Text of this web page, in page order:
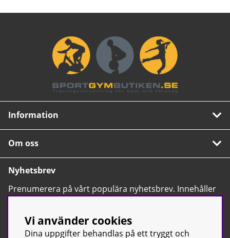
Information
Om oss
Nyhetsbrev
Prenumerera på vårt populära nyhetsbrev. Innehåller
tips, nyheter och våra allra bästa erbjudanden.
Vi använder cookies
Dina uppgifter behandlas på ett tryggt och